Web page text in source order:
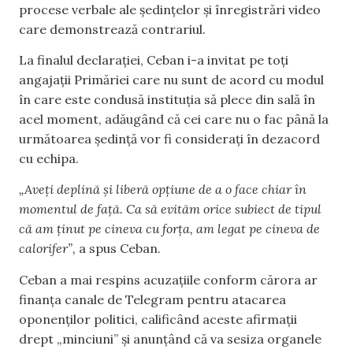
procese verbale ale ședințelor și înregistrări video
care demonstrează contrariul.
La finalul declarației, Ceban i-a invitat pe toți
angajații Primăriei care nu sunt de acord cu modul
în care este condusă instituția să plece din sală în
acel moment, adăugând că cei care nu o fac până la
următoarea ședință vor fi considerați în dezacord
cu echipa.
„Aveți deplină și liberă opțiune de a o face chiar în
momentul de față. Ca să evităm orice subiect de tipul
că am ținut pe cineva cu forța, am legat pe cineva de
calorifer”, a spus Ceban.
Ceban a mai respins acuzațiile conform cărora ar
finanța canale de Telegram pentru atacarea
oponenților politici, calificând aceste afirmații
drept „minciuni” și anunțând că va sesiza organele